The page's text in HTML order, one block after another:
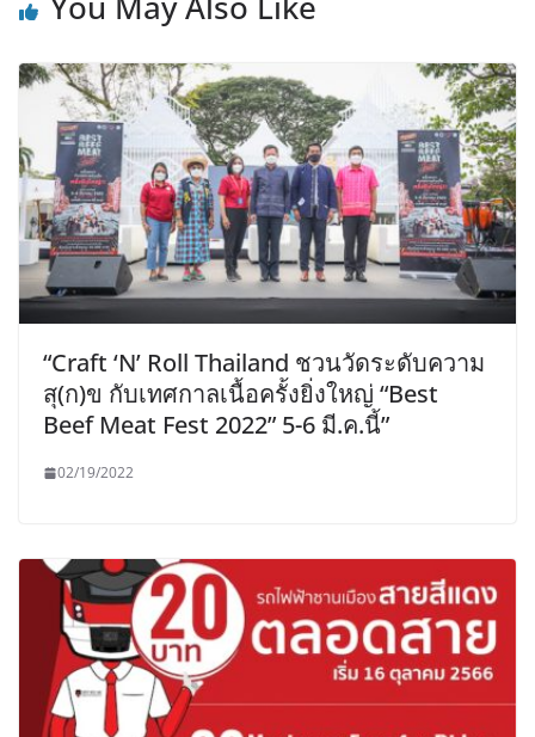
“Craft ‘N’ Roll Thailand ชวนวัดระดับความ
สุ(ก)ข กับเทศกาลเนื้อครั้งยิ่งใหญ่ “Best
Beef Meat Fest 2022” 5-6 มี.ค.นี้”
02/19/2022